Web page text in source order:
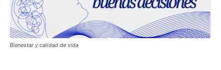
Bienestar y calidad de vida